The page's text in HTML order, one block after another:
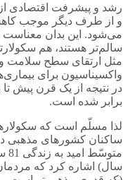
رشد و پیشرفت
و از طرف دیگر موجب
می‌شود. این بدان معناست
سالم‌تر هستند، هم
مثل ارتقای سطح سلامت
واکسیناسیون برای
در نتیجه از یک قرن پیش
برابر شده است.
لذا مسلّم است که
ساکنان کشورهای مذهبی
سال) اشاره کرد که